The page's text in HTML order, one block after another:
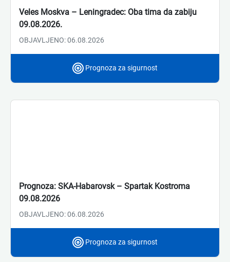
Veles Moskva – Leningradec: Oba tima da zabiju
09.08.2026.
OBJAVLJENO: 06.08.2026
Prognoza za sigurnost
Prognoza: SKA-Habarovsk – Spartak Kostroma
09.08.2026
OBJAVLJENO: 06.08.2026
Prognoza za sigurnost